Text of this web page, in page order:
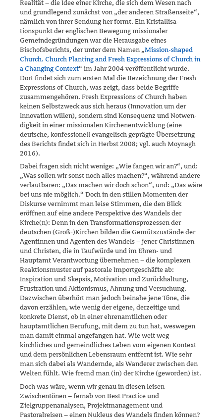
Realität – die Idee einer Kir­che, die sich dem Wesen nach
und grundlegend zunächst von „der ande­ren Straßenseite“,
nämlich von ihrer Sendung her formt. Ein Kristalli­sa­
tionspunkt der englischen Bewegung missionaler
Gemeinde­gründun­gen war die Herausgabe eines
Bischofsberichts, der unter dem Namen „Mission-shaped
Church. Church Planting and Fresh Expressions of Church in
a Changing Context“ im Jahr 2004 veröffentlicht wurde.
Dort findet sich zum ersten Mal die Bezeichnung der Fresh
Expressions of Church, was zeigt, dass beide Begriffe
zusammengehören. Fresh Expressions of Church haben
keinen Selbstzweck aus sich heraus (Inno­vation um der
Innovation willen), sondern sind Konsequenz und Not­wen­
digkeit in einer missionalen Kirchenentwicklung (eine
deutsche, konfessionell evangelisch geprägte Übersetzung
des Berichts findet sich in Herbst 2008; vgl. auch Moynagh
2016).
Dabei fragen sich nicht wenige: „Wie fangen wir an?“, und:
„Was sollen wir sonst noch alles machen?“, während andere
verlautbaren: „Das ma­chen wir doch schon“, und: „Das wäre
bei uns nie möglich.“ Doch in den stillen Momenten der
Diskurse vernimmt man leise Stimmen, die den Blick
eröffnen auf eine andere Perspektive des Wandels der
Kirche(n): Denn in den Transformationsprozessen der
deutschen (Groß‑)Kirchen bilden die Gemütszustände der
Agentinnen und Agenten des Wandels – jener Christinnen
und Christen, die in Taufwürde und im Ehren- und
Hauptamt Verantwortung übernehmen – die komplexen
Reaktionsmus­ter auf pastorale Importgeschäfte ab:
Inspiration und Skepsis, Motiva­tion und Zurückhaltung,
Frustration und Aktionismus, Ahnung und Versuchung.
Dazwischen überhört man jedoch beinahe jene Töne, die
davon erzählen, wie wenig der eigene, derzeitige und
konkrete Dienst, ob in einer ehrenamtlichen oder
hauptamtlichen Berufung, mit dem zu tun hat, weswegen
man damit einmal angefangen hat. Wie weit weg
kirchliches und gemeindliches Leben vom eigenen Kontext
und dem persönlichen Lebensraum entfernt ist. Wie sehr
man sich dabei als Wan­dernde, als Wanderer zwischen den
Welten fühlt. Wie fremd man (in) der Kirche (geworden) ist.
Doch was wäre, wenn wir genau in diesen leisen
Zwischentönen – fern­ab von Best Practice und
Zielgruppenanalysen, Projektmanagement und
Pastoralreisen – einen Nukleus des Wandels finden können?